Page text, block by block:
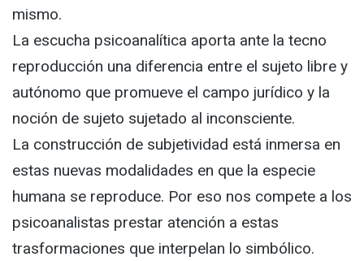
mismo.
La escucha psicoanalítica aporta ante la tecno
reproducción una diferencia entre el sujeto libre y
autónomo que promueve el campo jurídico y la
noción de sujeto sujetado al inconsciente.
La construcción de subjetividad está inmersa en
estas nuevas modalidades en que la especie
humana se reproduce. Por eso nos compete a los
psicoanalistas prestar atención a estas
trasformaciones que interpelan lo simbólico.